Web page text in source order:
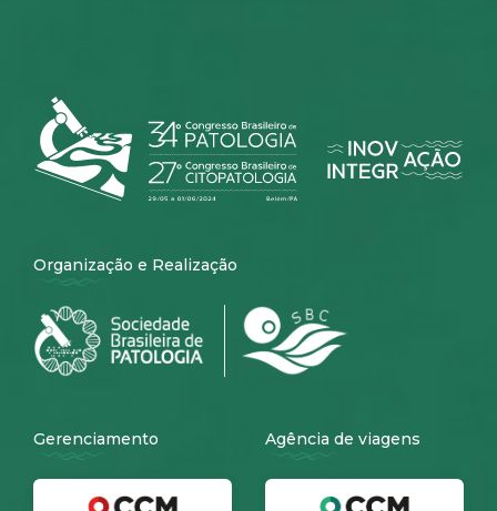
Organização e Realização
Gerenciamento Agência de viagens